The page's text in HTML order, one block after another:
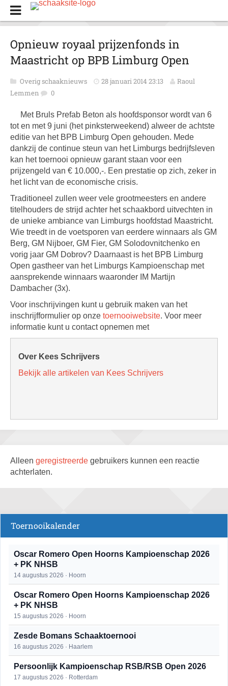
Opnieuw royaal prijzenfonds in
Maastricht op BPB Limburg Open
Overig schaaknieuws 28 januari 2014 23:13
Raoul
Lemmen
0
Met Bruls Prefab Beton als hoofdsponsor wordt van 6
tot en met 9 juni (het pinksterweekend) alweer de achtste
editie van het BPB Limburg Open gehouden. Mede
dankzij de continue steun van het Limburgs bedrijfsleven
kan het toernooi opnieuw garant staan voor een
prijzengeld van € 10.000,-. Een prestatie op zich, zeker in
het licht van de economische crisis.
Traditioneel zullen weer vele grootmeesters en andere
titelhouders de strijd achter het schaakbord uitvechten in
de unieke ambiance van Limburgs hoofdstad Maastricht.
Wie treedt in de voetsporen van eerdere winnaars als GM
Berg, GM Nijboer, GM Fier, GM Solodovnitchenko en
vorig jaar GM Dobrov? Daarnaast is het BPB Limburg
Open gastheer van het Limburgs Kampioenschap met
aansprekende winnaars waaronder IM Martijn
Dambacher (3x).
Voor inschrijvingen kunt u gebruik maken van het
inschrijfformulier op onze toernooiwebsite. Voor meer
informatie kunt u contact opnemen met
Over Kees Schrijvers
Bekijk alle artikelen van Kees Schrijvers
Alleen geregistreerde gebruikers kunnen een reactie
achterlaten.
Toernooikalender
Oscar Romero Open Hoorns Kampioenschap 2026
+ PK NHSB
14 augustus 2026 · Hoorn
Oscar Romero Open Hoorns Kampioenschap 2026
+ PK NHSB
15 augustus 2026 · Hoorn
Zesde Bomans Schaaktoernooi
16 augustus 2026 · Haarlem
Persoonlijk Kampioenschap RSB/RSB Open 2026
17 augustus 2026 · Rotterdam